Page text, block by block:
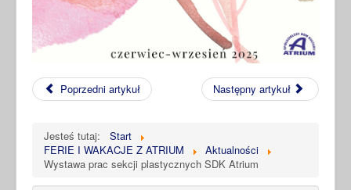
Poprzedni artykuł Następny artykuł
Jesteś tutaj:
Start
FERIE I WAKACJE Z ATRIUM
Aktualności
Wystawa prac sekcji plastycznych SDK Atrium